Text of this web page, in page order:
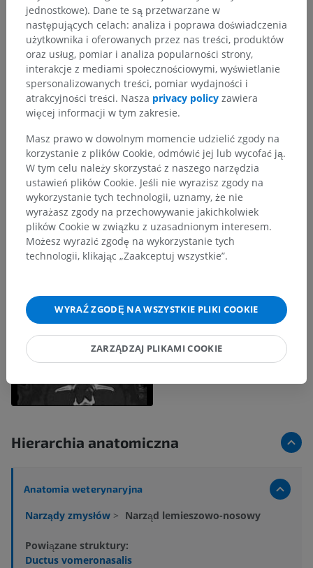
Hierarchia anatomiczna
Anatomia weterynaryjna
Narządy zmysłów > Narząd lemieszowo-nosowy
Powiązane struktury:
Ductus vomeronasalis
jednostkowe). Dane te są przetwarzane w
następujących celach: analiza i poprawa doświadczenia
użytkownika i oferowanych przez nas treści, produktów
oraz usług, pomiar i analiza popularności strony,
interakcje z mediami społecznościowymi, wyświetlanie
spersonalizowanych treści, pomiar wydajności i
atrakcyjności treści. Nasza privacy policy zawiera
więcej informacji w tym zakresie.
Masz prawo w dowolnym momencie udzielić zgody na
korzystanie z plików Cookie, odmówić jej lub wycofać ją.
W tym celu należy skorzystać z naszego narzędzia
ustawień plików Cookie. Jeśli nie wyrazisz zgody na
wykorzystanie tych technologii, uznamy, że nie
wyrażasz zgody na przechowywanie jakichkolwiek
plików Cookie w związku z uzasadnionym interesem.
Możesz wyrazić zgodę na wykorzystanie tych
technologii, klikając „Zaakceptuj wszystkie”.
WYRAŹ ZGODĘ NA WSZYSTKIE PLIKI COOKIE
ZARZĄDZAJ PLIKAMI COOKIE